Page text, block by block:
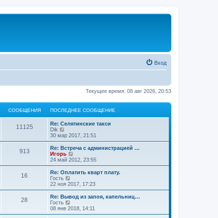
Вход
Текущее время: 08 авг 2026, 20:53
СООБЩЕНИЯ ПОСЛЕДНЕЕ СООБЩЕНИЕ
11125
Re: Селятинские такси
Dik
е
р
е
т
п
о
с
е
д
н
е
30 мар 2017, 21:51
913
Re: Встреча с администрацией …
Игорь
е
р
е
т
п
о
с
24 май 2012, 23:55
16
Re: Оплатить кварт плату.
Гость
е
р
е
т
22 ноя 2017, 17:23
28
Re: Вывод из запоя, капельниц…
Гость
е
р
08 янв 2018, 14:11